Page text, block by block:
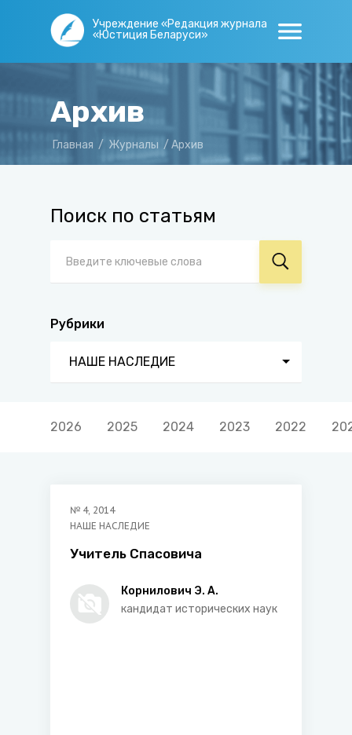
Учреждение «Редакция журнала
«Юстиция Беларуси»
Архив
Главная / Журналы / Архив
Поиск по статьям
Рубрики
НАШЕ НАСЛЕДИЕ
2026 2025 2024 2023 2022
№ 4, 2014
НАШЕ НАСЛЕДИЕ
Учитель Спасовича
Корнилович Э. А.
кандидат исторических наук